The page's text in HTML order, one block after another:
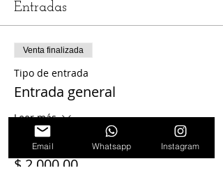
Entradas
Venta finalizada
Tipo de entrada
Entrada general
Leer más
Precio
$ 2.000,00
Email Whatsapp Instagram